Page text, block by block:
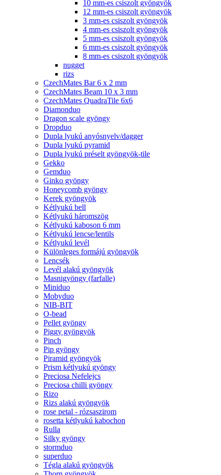
10 mm-es csiszolt gyöngyök
12 mm-es csiszolt gyöngyök
3 mm-es csiszolt gyöngyök
4 mm-es csiszolt gyöngyök
5 mm-es csiszolt gyöngyök
6 mm-es csiszolt gyöngyök
8 mm-es csiszolt gyöngyök
nugget
rizs
CzechMates Bar 6 x 2 mm
CzechMates Beam 10 x 3 mm
CzechMates QuadraTile 6x6
Diamonduo
Dragon scale gyöngy
Dropduo
Dupla lyukú anyósnyelv/dagger
Dupla lyukú pyramid
Dupla lyukú préselt gyöngyök-tile
Gekko
Gemduo
Ginko gyöngy
Honeycomb gyöngy
Kerek gyöngyök
Kétlyukú bell
Kétlyukú háromszög
Kétlyukú kaboson 6 mm
Kétlyukú lencse/lentils
Kétlyukú levél
Különleges formájú gyöngyök
Lencsék
Levél alakú gyöngyök
Masnigyöngy (farfalle)
Miniduo
Mobyduo
NIB-BIT
O-bead
Pellet gyöngy
Piggy gyöngyök
Pinch
Pip gyöngy
Piramid gyöngyök
Prism kétlyukú gyöngy
Preciosa Nefelejcs
Preciosa chilli gyöngy
Rizo
Rizs alakú gyöngyök
rose petal - rózsaszirom
rosetta kétlyukú kabochon
Rulla
Silky gyöngy
stormduo
superduo
Tégla alakú gyöngyök